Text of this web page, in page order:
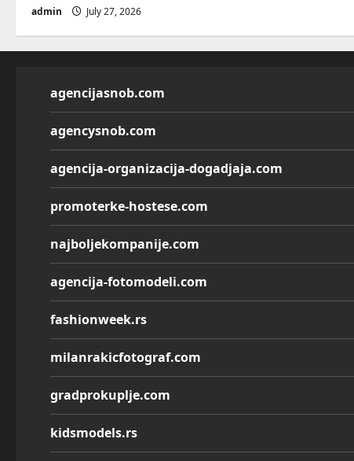
admin July 27, 2026
agencijasnob.com
agencysnob.com
agencija-organizacija-dogadjaja.com
promoterke-hostese.com
najboljekompanije.com
agencija-fotomodeli.com
fashionweek.rs
milanrakicfotograf.com
gradprokuplje.com
kidsmodels.rs